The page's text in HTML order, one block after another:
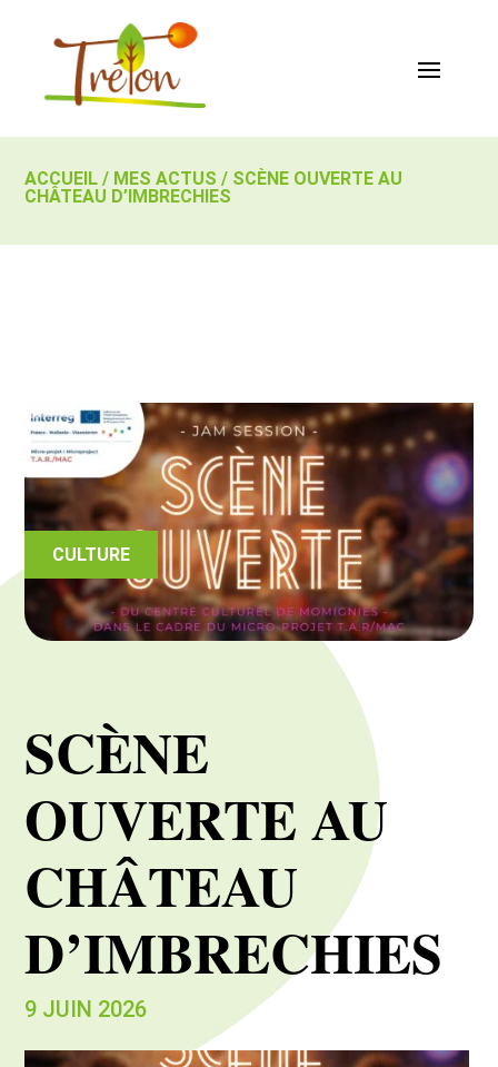
ACCUEIL / MES ACTUS / SCÈNE OUVERTE AU
CHÂTEAU D’IMBRECHIES
CULTURE
SCÈNE
OUVERTE AU
CHÂTEAU
D’IMBRECHIES
9 JUIN 2026